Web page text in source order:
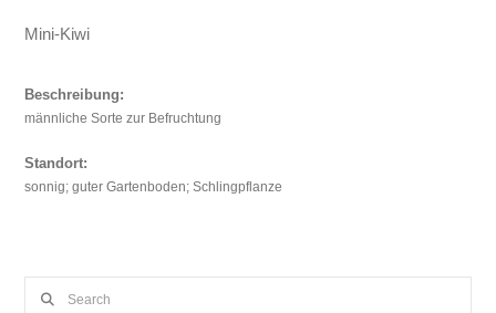
Mini-Kiwi
Beschreibung:
männliche Sorte zur Befruchtung
Standort:
sonnig; guter Gartenboden; Schlingpflanze